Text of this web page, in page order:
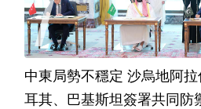
中東局勢不穩定 沙烏地阿
耳其、巴基斯坦簽署共同防